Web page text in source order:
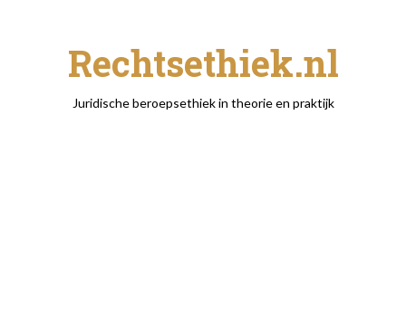
Rechtsethiek.nl
Juridische beroepsethiek in theorie en praktijk